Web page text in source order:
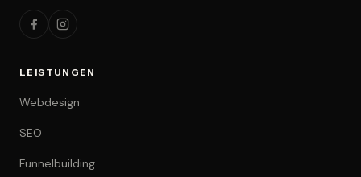
LEISTUNGEN
Webdesign
SEO
Funnelbuilding